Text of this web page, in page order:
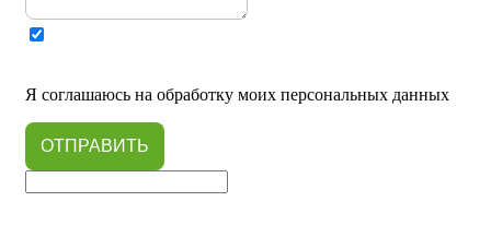
Я соглашаюсь на обработку моих персональных данных
ОТПРАВИТЬ